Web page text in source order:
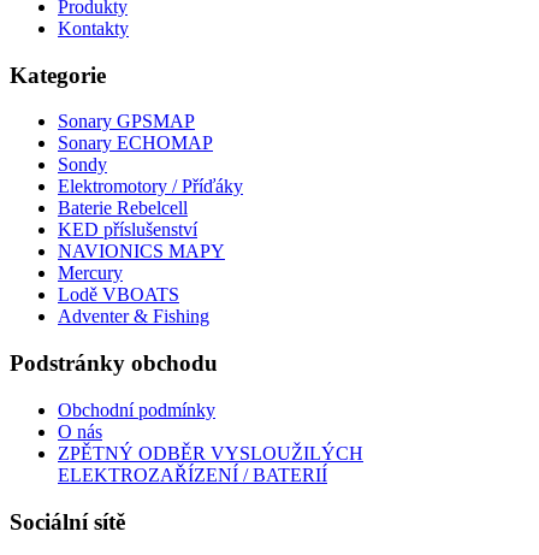
Produkty
Kontakty
Kategorie
Sonary GPSMAP
Sonary ECHOMAP
Sondy
Elektromotory / Příďáky
Baterie Rebelcell
KED příslušenství
NAVIONICS MAPY
Mercury
Lodě VBOATS
Adventer & Fishing
Podstránky obchodu
Obchodní podmínky
O nás
ZPĚTNÝ ODBĚR VYSLOUŽILÝCH
ELEKTROZAŘÍZENÍ / BATERIÍ
Sociální sítě